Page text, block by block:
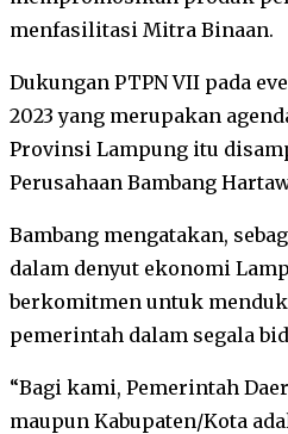
menfasilitasi Mitra Binaan.
Dukungan PTPN VII pada
2023 yang merupakan
Provinsi Lampung itu
Perusahaan Bambang
Bambang mengatakan,
dalam denyut ekonomi
berkomitmen untuk
pemerintah dalam segala
“Bagi kami, Pemerintah
maupun Kabupaten/Kota